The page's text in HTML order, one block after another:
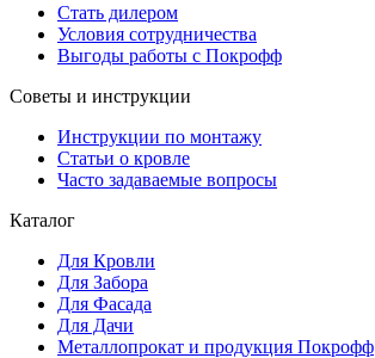
Стать дилером
Условия сотрудничества
Выгоды работы с Покрофф
Советы и инструкции
Инструкции по монтажу
Статьи о кровле
Часто задаваемые вопросы
Каталог
Для Кровли
Для Забора
Для Фасада
Для Дачи
Металлопрокат и продукция Покрофф